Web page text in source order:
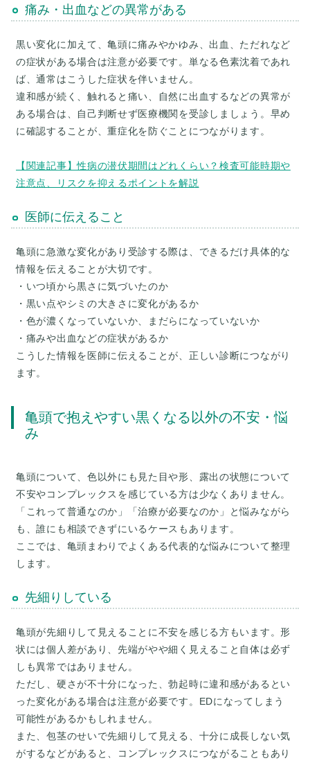
痛み・出血などの異常がある
黒い変化に加えて、亀頭に痛みやかゆみ、出血、ただれなど
の症状がある場合は注意が必要です。単なる色素沈着であれ
ば、通常はこうした症状を伴いません。
違和感が続く、触れると痛い、自然に出血するなどの異常が
ある場合は、自己判断せず医療機関を受診しましょう。早め
に確認することが、重症化を防ぐことにつながります。
【関連記事】性病の潜伏期間はどれくらい？検査可能時期や
注意点、リスクを抑えるポイントを解説
医師に伝えること
亀頭に急激な変化があり受診する際は、できるだけ具体的な
情報を伝えることが大切です。
・いつ頃から黒さに気づいたのか
・黒い点やシミの大きさに変化があるか
・色が濃くなっていないか、まだらになっていないか
・痛みや出血などの症状があるか
こうした情報を医師に伝えることが、正しい診断につながり
亀頭で抱えやすい黒くなる以外の不安・悩
み
亀頭について、色以外にも見た目や形、露出の状態について
不安やコンプレックスを感じている方は少なくありません。
「これって普通なのか」「治療が必要なのか」と悩みながら
も、誰にも相談できずにいるケースもあります。
ここでは、亀頭まわりでよくある代表的な悩みについて整理
先細りしている
亀頭が先細りして見えることに不安を感じる方もいます。形
状には個人差があり、先端がやや細く見えること自体は必ず
しも異常ではありません。
ただし、硬さが不十分になった、勃起時に違和感があるとい
った変化がある場合は注意が必要です。EDになってしまう
可能性があるかもしれません。
また、包茎のせいで先細りして見える、十分に成長しない気
がするなどがあると、コンプレックスにつながることもあり